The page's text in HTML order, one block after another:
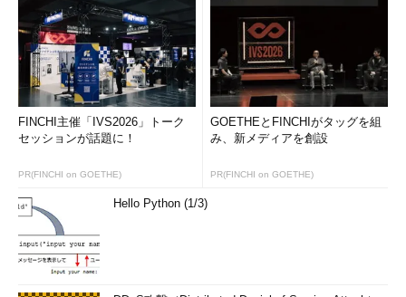
FINCHI主催「IVS2026」トーク
セッションが話題に！
PR(FINCHI on GOETHE)
GOETHEとFINCHIがタッグを組
み、新メディアを創設
PR(FINCHI on GOETHE)
Hello Python (1/3)